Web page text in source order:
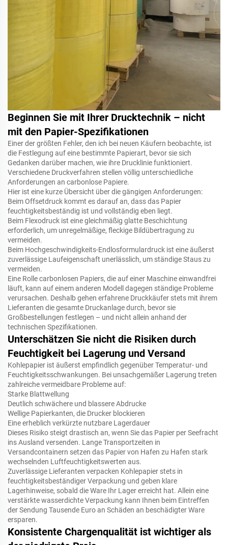
Beginnen Sie mit Ihrer Drucktechnik – nicht
mit den Papier-Spezifikationen
Einer der größten Fehler, den ich bei neuen Käufern beobachte, ist
die Festlegung auf eine bestimmte Papierart, bevor sie sich
Gedanken darüber machen, wie ihre Drucklinie funktioniert.
Verschiedene Druckverfahren stellen völlig unterschiedliche
Anforderungen an carbonlose Papiere.
Hier ist eine kurze Übersicht über die gängigen Anforderungen:
Beim Offsetdruck kommt es darauf an, dass das Papier
feuchtigkeitsbeständig ist und vollständig eben liegt.
Beim Flexodruck ist eine gleichmäßig glatte Beschichtung
erforderlich, um unregelmäßige, fleckige Bildübertragung zu
vermeiden.
Beim Hochgeschwindigkeits-Endlosformulardruck ist eine äußerst
zuverlässige Laufeigenschaft unerlässlich, um ständige Staus zu
vermeiden.
Eine Rolle carbonlosen Papiers, die auf einer Maschine einwandfrei
läuft, kann auf einem anderen Modell dagegen ständige Probleme
verursachen. Deshalb gehen erfahrene Druckkäufer stets mit ihrem
Lieferanten die gesamte Druckanlage durch, bevor sie
Großbestellungen festlegen – und nicht allein anhand der
technischen Spezifikationen.
Unterschätzen Sie nicht die Risiken durch
Feuchtigkeit bei Lagerung und Versand
Kohlepapier ist äußerst empfindlich gegenüber Temperatur- und
Feuchtigkeitsschwankungen. Bei unsachgemäßer Lagerung treten
zahlreiche vermeidbare Probleme auf:
Starke Blattwellung
Deutlich schwächere und blassere Abdrucke
Wellige Papierkanten, die Drucker blockieren
Eine erheblich verkürzte nutzbare Lagerdauer
Dieses Risiko steigt drastisch an, wenn Sie das Papier per Seefracht
ins Ausland versenden. Lange Transportzeiten in
Versandcontainern setzen das Papier von Hafen zu Hafen stark
wechselnden Luftfeuchtigkeitswerten aus.
Zuverlässige Lieferanten verpacken Kohlepapier stets in
feuchtigkeitsbeständiger Verpackung und geben klare
Lagerhinweise, sobald die Ware Ihr Lager erreicht hat. Allein eine
verstärkte wasserdichte Verpackung kann Ihnen beim Eintreffen
der Sendung Tausende Euro an Schäden an beschädigter Ware
ersparen.
Konsistente Chargenqualität ist wichtiger als